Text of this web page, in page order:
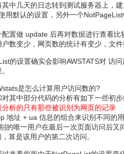
中几天的日志转到测试服务器上，
用默认的设置，另外一个
置做 update 后再对数据进行查看比
户数变少，网页数的统计有变少，文
的设置确实会影响AWSTATS对 访
是怎么计算用户访问数的?
其中部分代码的分析有如下一些初
析的只有那些被识别为网页的记录
地址 + ua 信息的组合来识别不同的
的唯一用户在最后一次页面访问后又
算是该用户的第二次访问。